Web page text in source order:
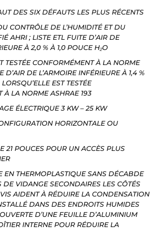
DES SIX DÉFAUTS LES PLUS RÉCENTS
CONTRÔLE DE L’HUMIDITÉ ET DU
AHRI ; LISTE ETL FUITE D’AIR DE
À 2,0 % À 1,0 POUCE H₂O
TESTÉE CONFORMÉMENT À LA NORME
D’AIR DE L’ARMOIRE INFÉRIEURE À 1,4 %
EST TESTÉE
À LA NORME ASHRAE 193
ÉLECTRIQUE 3 KW – 25 KW
HORIZONTALE OU
21 POUCES POUR UN ACCÈS PLUS
EN THERMOPLASTIQUE SANS DÉCABDE
DE VIDANGE SECONDAIRES LES CÔTÉS
AIDENT À RÉDUIRE LA CONDENSATION
DANS DES ENDROITS HUMIDES
D’UNE FEUILLE D’ALUMINIUM
INTERNE POUR RÉDUIRE LA